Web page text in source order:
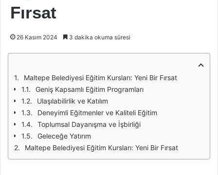
Fırsat
26 Kasım 2024 3 dakika okuma süresi
Maltepe Belediyesi Eğitim Kursları: Yeni Bir Fırsat
Geniş Kapsamlı Eğitim Programları
Ulaşılabilirlik ve Katılım
Deneyimli Eğitmenler ve Kaliteli Eğitim
Toplumsal Dayanışma ve İşbirliği
Geleceğe Yatırım
Maltepe Belediyesi Eğitim Kursları: Yeni Bir Fırsat